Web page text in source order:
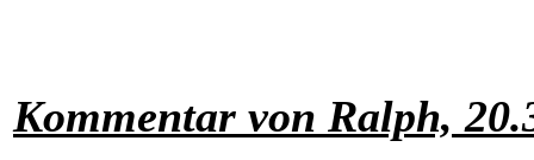
Kommentar von Ralph,